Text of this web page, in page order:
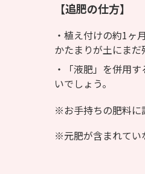
【追肥の仕方】
植え付けの約1ヶ
かたまりが土にまだ
「液肥」を併用
いでしょう。
お手持ちの肥料に
元肥が含まれてい